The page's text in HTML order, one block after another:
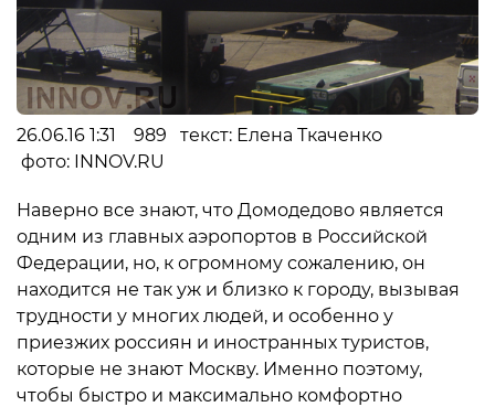
26.06.16 1:31 989 текст: Елена Ткаченко
фото: INNOV.RU
Наверно все знают, что Домодедово является
одним из главных аэропортов в Российской
Федерации, но, к огромному сожалению, он
находится не так уж и близко к городу, вызывая
трудности у многих людей, и особенно у
приезжих россиян и иностранных туристов,
которые не знают Москву. Именно поэтому,
чтобы быстро и максимально комфортно